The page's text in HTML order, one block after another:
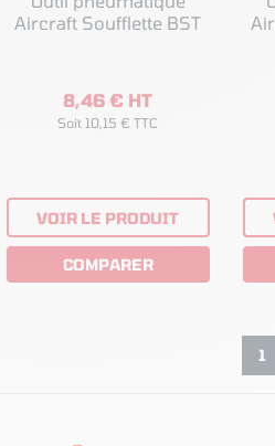
Aircraft Soufflette BST
8,46 € HT
Soit 10,15 € TTC
VOIR LE PRODUIT
COMPARER
1